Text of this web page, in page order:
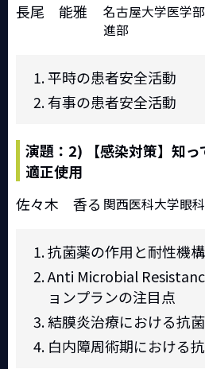
長尾 能雅
名古屋大学医学
進部
平時の患者安全活動
有事の患者安全活動
演題：2) 【感染対策】知
適正使用
佐々木 香る 関西医科大学眼科
抗菌薬の作用と耐性機構
Anti Microbial
ョンプランの注目点
結膜炎治療における抗
白内障周術期における